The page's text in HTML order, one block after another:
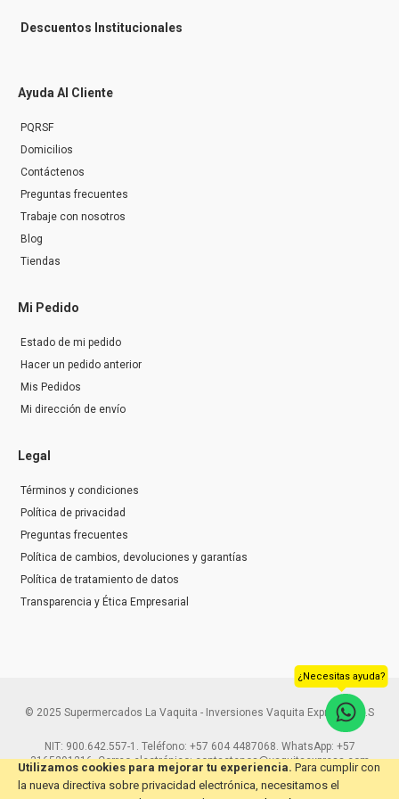
Utilizamos cookies para mejorar tu experiencia. Para cumplir con
la nueva directiva sobre privacidad electrónica, necesitamos el
Descuentos Institucionales
Ayuda Al Cliente
PQRSF
Domicilios
Contáctenos
Preguntas frecuentes
Trabaje con nosotros
Blog
Tiendas
Mi Pedido
Estado de mi pedido
Hacer un pedido anterior
Mis Pedidos
Mi dirección de envío
Legal
Términos y condiciones
Política de privacidad
Preguntas frecuentes
Política de cambios, devoluciones y garantías
Política de tratamiento de datos
Transparencia y Ética Empresarial
© 2025 Supermercados La Vaquita - Inversiones Vaquita Express S.A.S
NIT: 900.642.557-1. Teléfono: +57 604 4487068. WhatsApp: +57
3165291216. Correo electrónico: contactenos@vaquitaexpress.com
¿Necesitas ayuda?